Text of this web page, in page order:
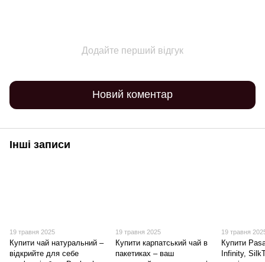
Додайте перший відгук
Новий коментар
Інші записи
19 травня 2025
Купити чай натуральний –
відкрийте для себе
19 травня 2025
Купити карпатський чай в
пакетиках – ваш
19 травня
Купити
Infinity,